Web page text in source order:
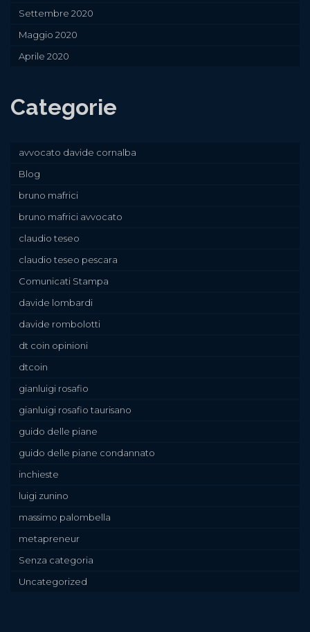
Settembre 2020
Maggio 2020
Aprile 2020
Categorie
avvocato davide cornalba
Blog
bruno mafrici
bruno mafrici avvocato
claudio teseo
claudio teseo pescara
Comunicati Stampa
davide lombardi
davide rombolotti
dt coin opinioni
dtcoin
gianluigi rosafio
gianluigi rosafio taurisano
guido delle piane
guido delle piane condannato
inchieste
luigi zunino
massimo palombella
metapreneur
Senza categoria
Uncategorized